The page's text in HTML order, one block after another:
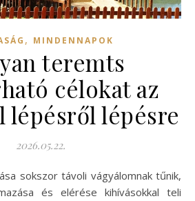
, MINDENNAPOK
teremts
célokat az
lépésről lépésre
2026.05.22.
és elérése kihívásokkal teli